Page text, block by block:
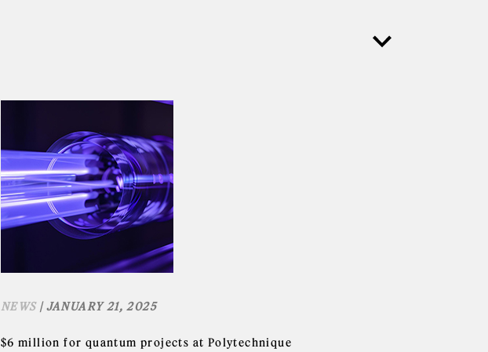
NEWS| JANUARY 21, 2025
$6 million for quantum projects at Polytechnique